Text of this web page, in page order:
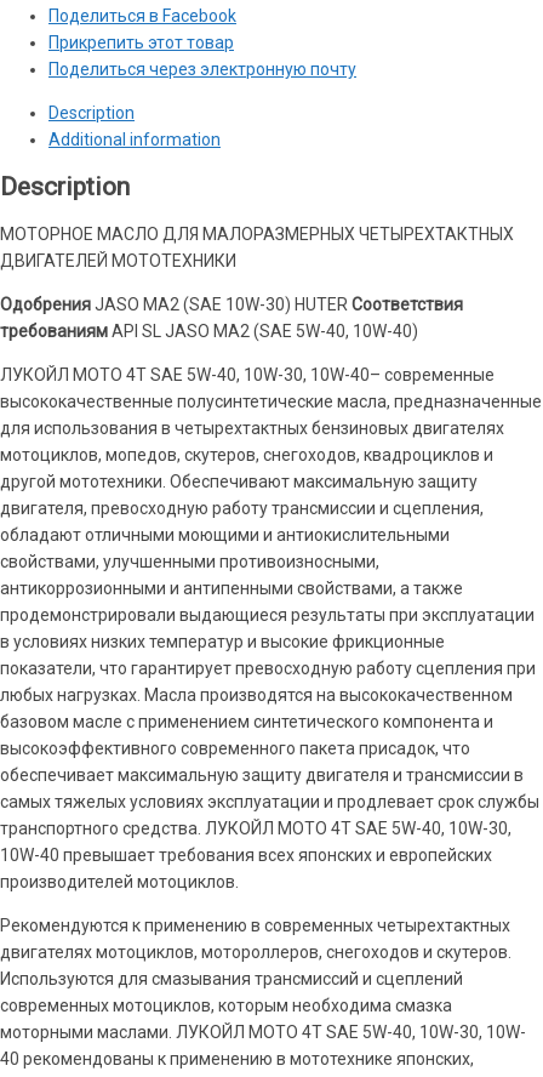
Поделиться в Facebook
Прикрепить этот товар
Поделиться через электронную почту
Description
Additional information
Description
МОТОРНОЕ МАСЛО ДЛЯ МАЛОРАЗМЕРНЫХ ЧЕТЫРЕХТАКТНЫХ
ДВИГАТЕЛЕЙ МОТОТЕХНИКИ
ОдобренияJASO MA2 (SAE 10W-30) HUTERСоответствия
требованиямAPI SL JASO MA2 (SAE 5W-40, 10W-40)
ЛУКОЙЛ МОТО 4Т SAE 5W-40, 10W-30, 10W-40– современные
высококачественные полусинтетические масла, предназначенные
для использования в четырехтактных бензиновых двигателях
мотоциклов, мопедов, скутеров, снегоходов, квадроциклов и
другой мототехники. Обеспечивают максимальную защиту
двигателя, превосходную работу трансмиссии и сцепления,
обладают отличными моющими и антиокислительными
свойствами, улучшенными противоизносными,
антикоррозионными и антипенными свойствами, а также
продемонстрировали выдающиеся результаты при эксплуатации
в условиях низких температур и высокие фрикционные
показатели, что гарантирует превосходную работу сцепления при
любых нагрузках. Масла производятся на высококачественном
базовом масле с применением синтетического компонента и
высокоэффективного современного пакета присадок, что
обеспечивает максимальную защиту двигателя и трансмиссии в
самых тяжелых условиях эксплуатации и продлевает срок службы
транспортного средства. ЛУКОЙЛ МОТО 4Т SAE 5W-40, 10W-30,
10W-40 превышает требования всех японских и европейских
производителей мотоциклов.
Рекомендуются к применению в современных четырехтактных
двигателях мотоциклов, мотороллеров, снегоходов и скутеров.
Используются для смазывания трансмиссий и сцеплений
современных мотоциклов, которым необходима смазка
моторными маслами. ЛУКОЙЛ МОТО 4Т SAE 5W-40, 10W-30, 10W-
40 рекомендованы к применению в мототехнике японских,